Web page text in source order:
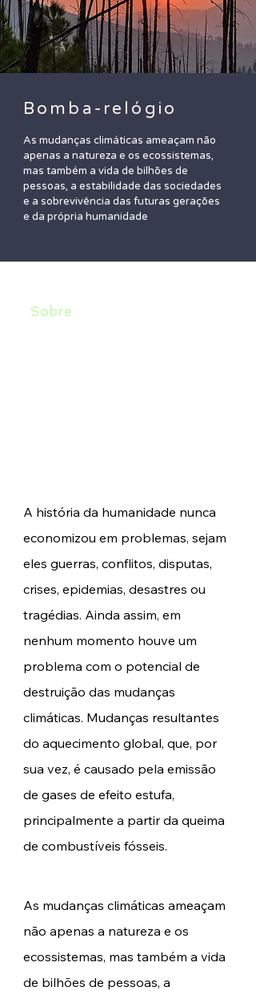
Bomba-relógio
As mudanças climáticas ameaçam não
apenas a natureza e os ecossistemas,
mas também a vida de bilhões de
pessoas, a estabilidade das sociedades
e a sobrevivência das futuras gerações
e da própria humanidade
Sobre
A história da humanidade nunca
economizou em problemas, sejam
eles guerras, conflitos, disputas,
crises, epidemias, desastres ou
tragédias. Ainda assim, em
nenhum momento houve um
problema com o potencial de
destruição das mudanças
climáticas. Mudanças resultantes
do aquecimento global, que, por
sua vez, é causado pela emissão
de gases de efeito estufa,
principalmente a partir da queima
de combustíveis fósseis.
As mudanças climáticas ameaçam
não apenas a natureza e os
ecossistemas, mas também a vida
de bilhões de pessoas, a